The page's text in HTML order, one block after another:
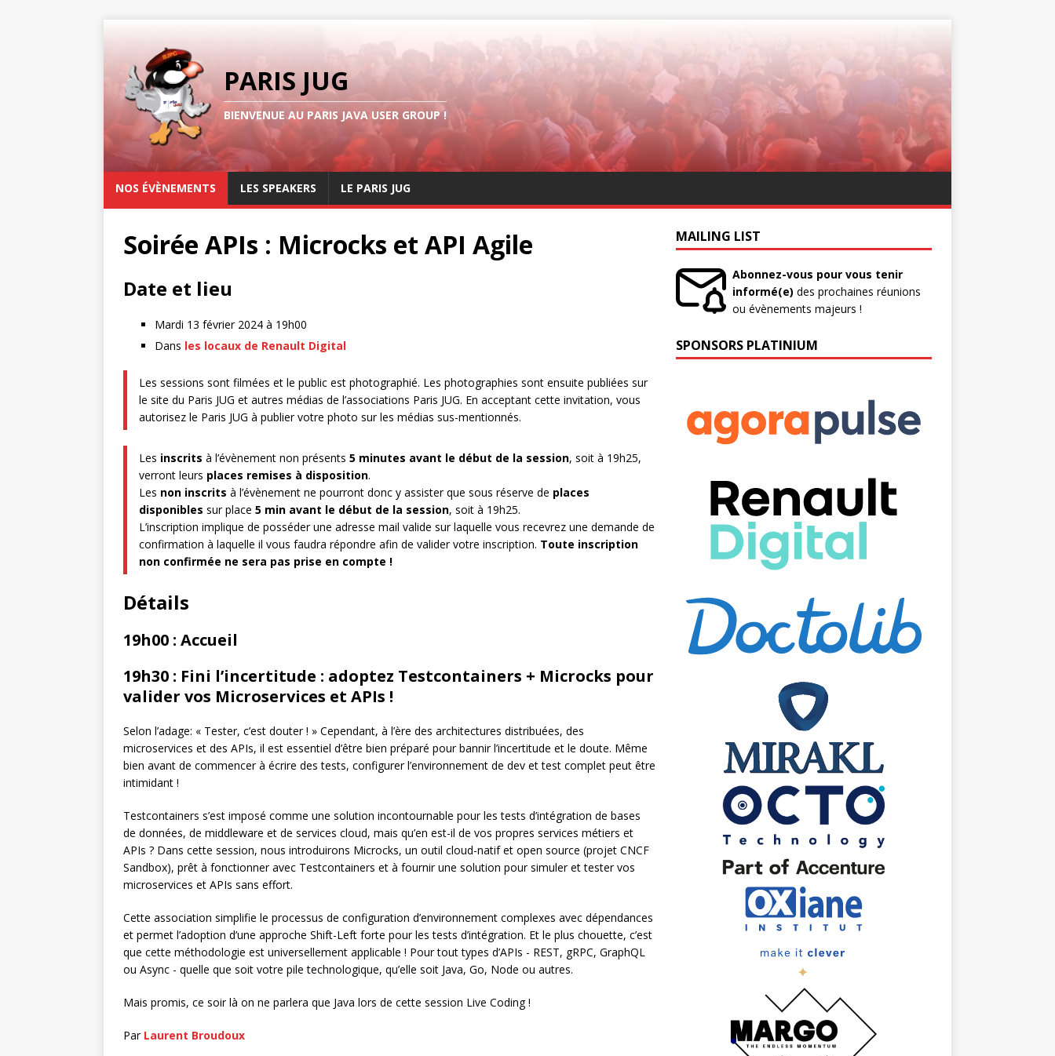
PARIS JUG
BIENVENUE AU PARIS JAVA USER GROUP !
NOS ÉVÈNEMENTS LES SPEAKERS LE PARIS JUG
Soirée APIs : Microcks et API Agile
Date et lieu
Mardi 13 février 2024 à 19h00
Dans les locaux de Renault Digital
Les sessions sont filmées et le public est photographié. Les photographies sont ensuite publiées sur
le site du Paris JUG et autres médias de l’associations Paris JUG. En acceptant cette invitation, vous
autorisez le Paris JUG à publier votre photo sur les médias sus-mentionnés.
Les inscrits à l’évènement non présents 5 minutes avant le début de la session, soit à 19h25,
verront leurs places remises à disposition.
Les non inscrits à l’évènement ne pourront donc y assister que sous réserve de places
disponibles sur place 5 min avant le début de la session, soit à 19h25.
L’inscription implique de posséder une adresse mail valide sur laquelle vous recevrez une demande de
confirmation à laquelle il vous faudra répondre afin de valider votre inscription. Toute inscription
non confirmée ne sera pas prise en compte !
Détails
19h00 : Accueil
19h30 : Fini l’incertitude : adoptez Testcontainers + Microcks pour
valider vos Microservices et APIs !
Selon l’adage: « Tester, c’est douter ! » Cependant, à l’ère des architectures distribuées, des
microservices et des APIs, il est essentiel d’être bien préparé pour bannir l’incertitude et le doute. Même
bien avant de commencer à écrire des tests, configurer l’environnement de dev et test complet peut être
intimidant !
Testcontainers s’est imposé comme une solution incontournable pour les tests d’intégration de bases
de données, de middleware et de services cloud, mais qu’en est-il de vos propres services métiers et
APIs ? Dans cette session, nous introduirons Microcks, un outil cloud-natif et open source (projet CNCF
Sandbox), prêt à fonctionner avec Testcontainers et à fournir une solution pour simuler et tester vos
microservices et APIs sans effort.
Cette association simplifie le processus de configuration d’environnement complexes avec dépendances
et permet l’adoption d’une approche Shift-Left forte pour les tests d’intégration. Et le plus chouette, c’est
que cette méthodologie est universellement applicable ! Pour tout types d’APIs - REST, gRPC, GraphQL
ou Async - quelle que soit votre pile technologique, qu’elle soit Java, Go, Node ou autres.
Mais promis, ce soir là on ne parlera que Java lors de cette session Live Coding !
Par Laurent Broudoux
MAILING LIST
Abonnez-vous pour vous tenir
informé(e) des prochaines réunions
ou évènements majeurs !
SPONSORS PLATINIUM